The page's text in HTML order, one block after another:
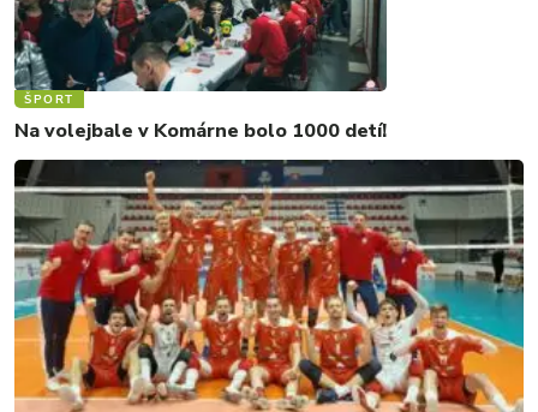
ŠPORT
Na volejbale v Komárne bolo 1000 detí!